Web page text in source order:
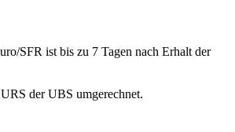
SFR ist bis zu 7 Tagen nach Erhalt der
der UBS umgerechnet.